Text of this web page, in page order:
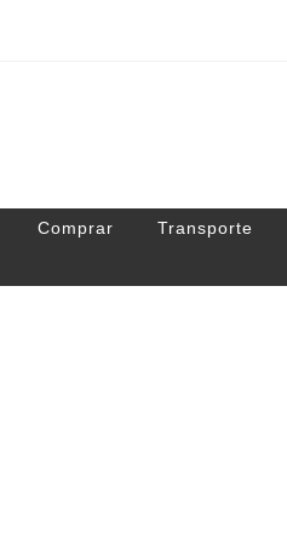
Comprar Transporte